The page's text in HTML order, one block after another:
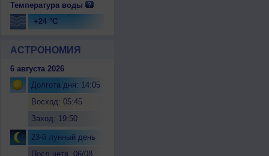
Температура воды
+24 °C
АСТРОНОМИЯ
6 августа 2026
Долгота дня: 14:05
Восход: 05:45
Заход: 19:50
23-й лунный день
Посл.четв. 06/08